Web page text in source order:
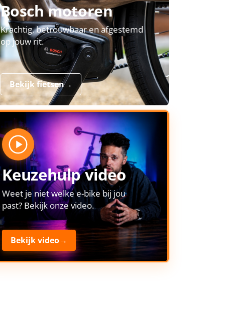
Bosch motoren
Krachtig, betrouwbaar en afgestemd
op jouw rit.
Bekijk fietsen→
Keuzehulp video
Weet je niet welke e-bike bij jou
past? Bekijk onze video.
Bekijk video→